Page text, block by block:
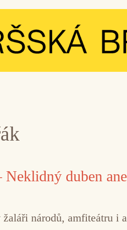
duben
národů, amfiteátru i